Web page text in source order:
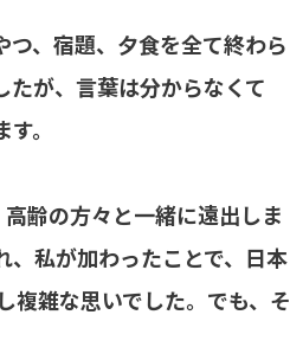
、宿題、夕食を全て終わら
が、言葉は分からなくて
。
齢の方々と一緒に遠出しま
、私が加わったことで、日本
複雑な思いでした。でも、そ